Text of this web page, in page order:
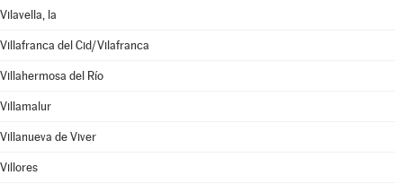
Vilavella, la
Villafranca del Cid/Vilafranca
Villahermosa del Río
Villamalur
Villanueva de Viver
Villores